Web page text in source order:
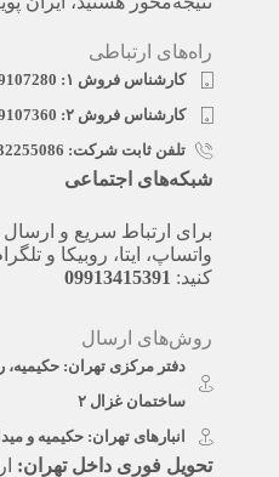
راه‌های ارتباطی
کارشناس فروش ۱: 09109107280
کارشناس فروش ۲: 09109107360
تلفن ثابت شرکت: 04432255086
شبکه‌های اجتماعی
برای ارتباط سریع و ارسال
واتساپ، ایتا، روبیکا و
کنید: 09913415391
روش‌های ارسال
دفتر مرکزی تهران:
ساختمان غزال ۲
انبارهای تهران: حکیمیه و
تحویل فوری داخل تهران: